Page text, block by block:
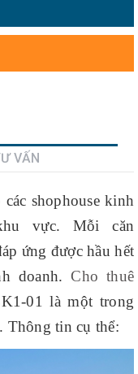
VẤN
shophouse kinh
vực. Mỗi căn
ứng được hầu hết
doanh.Cho thuê
01 là một trong
Thông tin cụ thể: